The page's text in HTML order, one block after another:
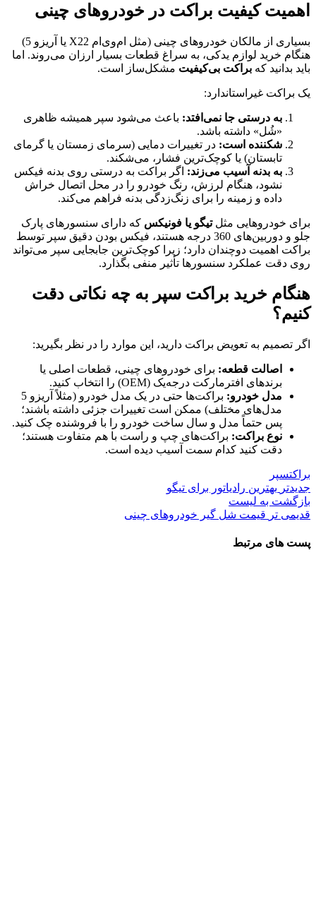
اهمیت کیفیت براکت در خودروهای چینی
بسیاری از مالکان خودروهای چینی (مثل ام‌وی‌ام X22 یا آریزو 5)
هنگام خرید لوازم یدکی، به سراغ قطعات بسیار ارزان می‌روند. اما
باید بدانید که براکت بی‌کیفیت مشکل‌ساز است.
یک براکت غیراستاندارد:
به درستی جا نمی‌افتد: باعث می‌شود سپر همیشه ظاهری
«شُل» داشته باشد.
شکننده است: در تغییرات دمایی (سرمای زمستان یا گرمای
تابستان) یا کوچک‌ترین فشار، می‌شکند.
به بدنه آسیب می‌زند: اگر براکت به درستی روی بدنه فیکس
نشود، هنگام لرزش، رنگ خودرو را در محل اتصال خراش
داده و زمینه را برای زنگ‌زدگی بدنه فراهم می‌کند.
برای خودروهایی مثلتیگو یا فونیکس که دارای سنسورهای پارک
جلو و دوربین‌های 360 درجه هستند، فیکس بودن دقیق سپر توسط
براکت اهمیت دوچندان دارد؛ زیرا کوچک‌ترین جابجایی سپر می‌تواند
روی دقت عملکرد سنسورها تأثیر منفی بگذارد.
هنگام خرید براکت سپر به چه نکاتی دقت
کنیم؟
اگر تصمیم به تعویض براکت دارید، این موارد را در نظر بگیرید:
اصالت قطعه: برای خودروهای چینی، قطعات اصلی یا
برندهای افترمارکت درجه‌یک (OEM) را انتخاب کنید.
مدل خودرو:
براکت‌ها حتی در یک مدل خودرو (مثلاً آریزو 5
مدل‌های مختلف) ممکن است تغییرات جزئی داشته باشند؛
پس حتماً مدل و سال ساخت خودرو را با فروشنده چک کنید.
نوع براکت: براکت‌های چپ و راست با هم متفاوت هستند؛
دقت کنید کدام سمت آسیب دیده است.
براکتسپر
جدیدتر بهترین رادیاتور برای تیگو
بازگشت به لیست
قدیمی تر قیمت شل گیر خودروهای چینی
پست های مرتبط